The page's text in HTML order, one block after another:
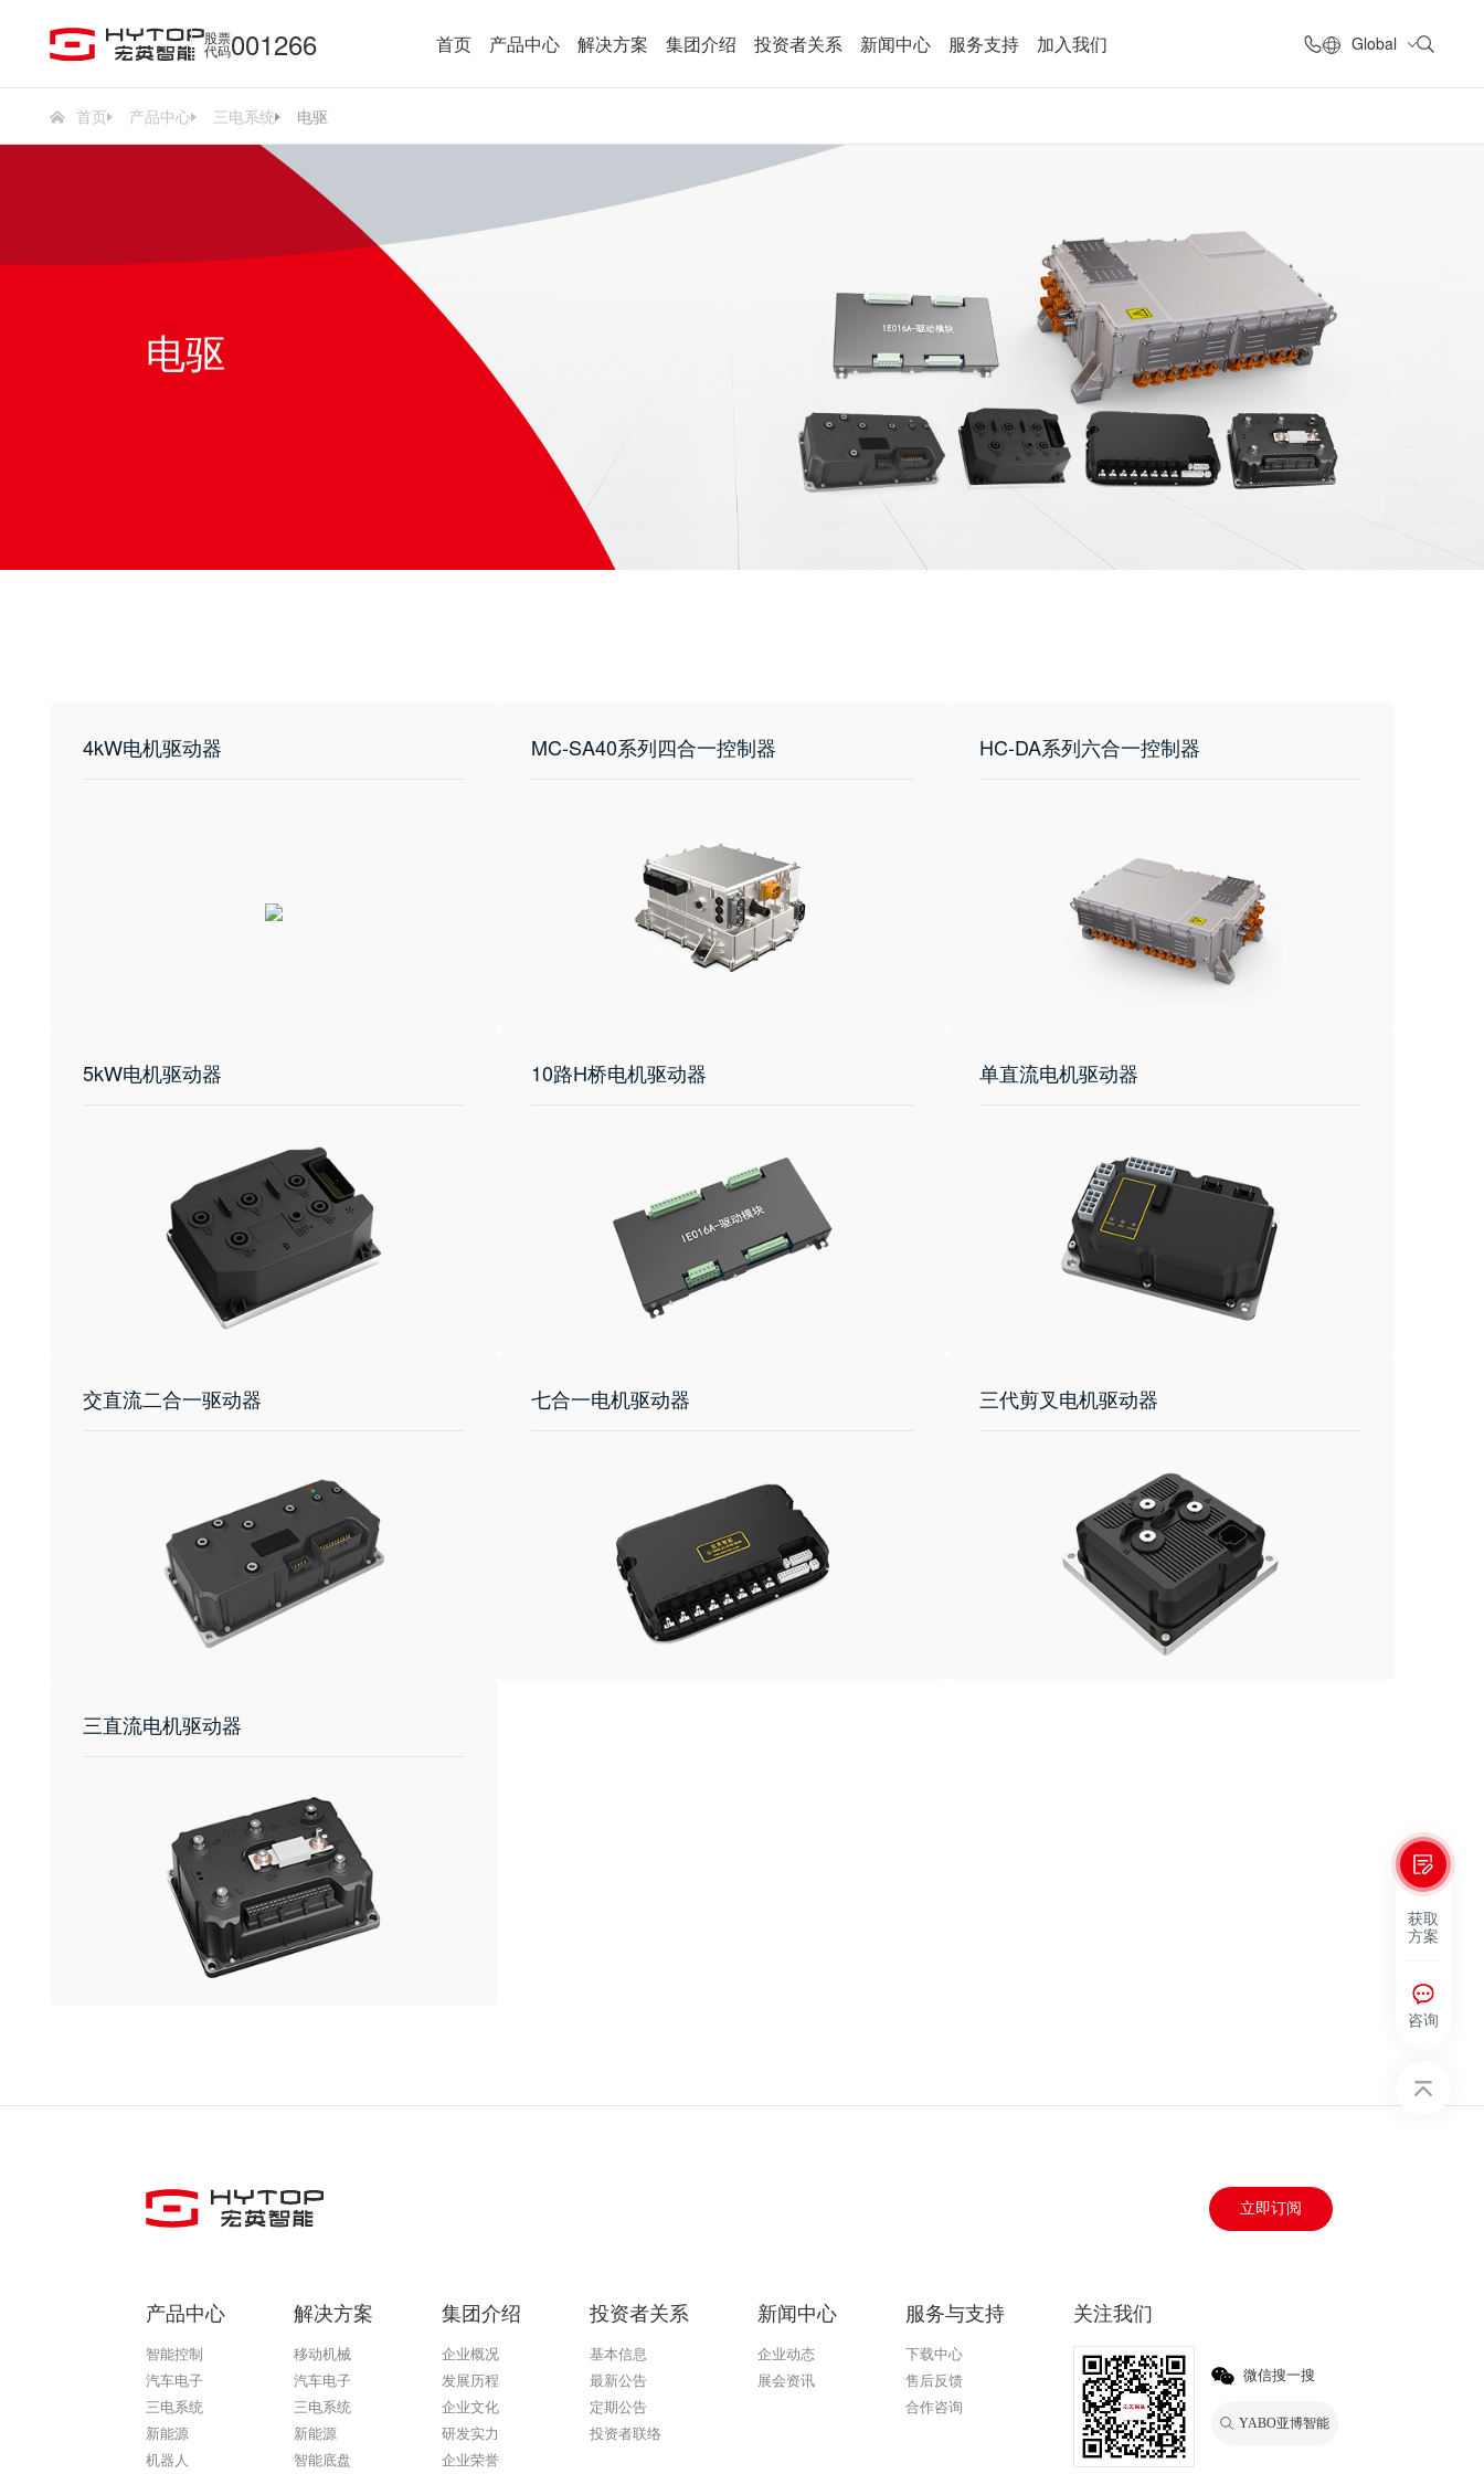
股票
代码001266 首页 产品中心 解决方案 集团介绍 投资者关系 新闻中心 服务支持 加入我们 Global
首页 产品中心 三电系统 电驱
电驱
4kW电机驱动器 MC-SA40系列四合一控制器 HC-DA系列六合一控制器
5kW电机驱动器 10路H桥电机驱动器 单直流电机驱动器
交直流二合一驱动器 七合一电机驱动器 三代剪叉电机驱动器
三直流电机驱动器
获取
方案
咨询
立即订阅
产品中心
智能控制
汽车电子
三电系统
新能源
机器人
解决方案
移动机械
汽车电子
三电系统
新能源
智能底盘
集团介绍
企业概况
发展历程
企业文化
研发实力
企业荣誉
投资者关系
基本信息
最新公告
定期公告
投资者联络
新闻中心
企业动态
展会资讯
服务与支持
下载中心
售后反馈
合作咨询
关注我们
微信搜一搜
YABO亚博智能